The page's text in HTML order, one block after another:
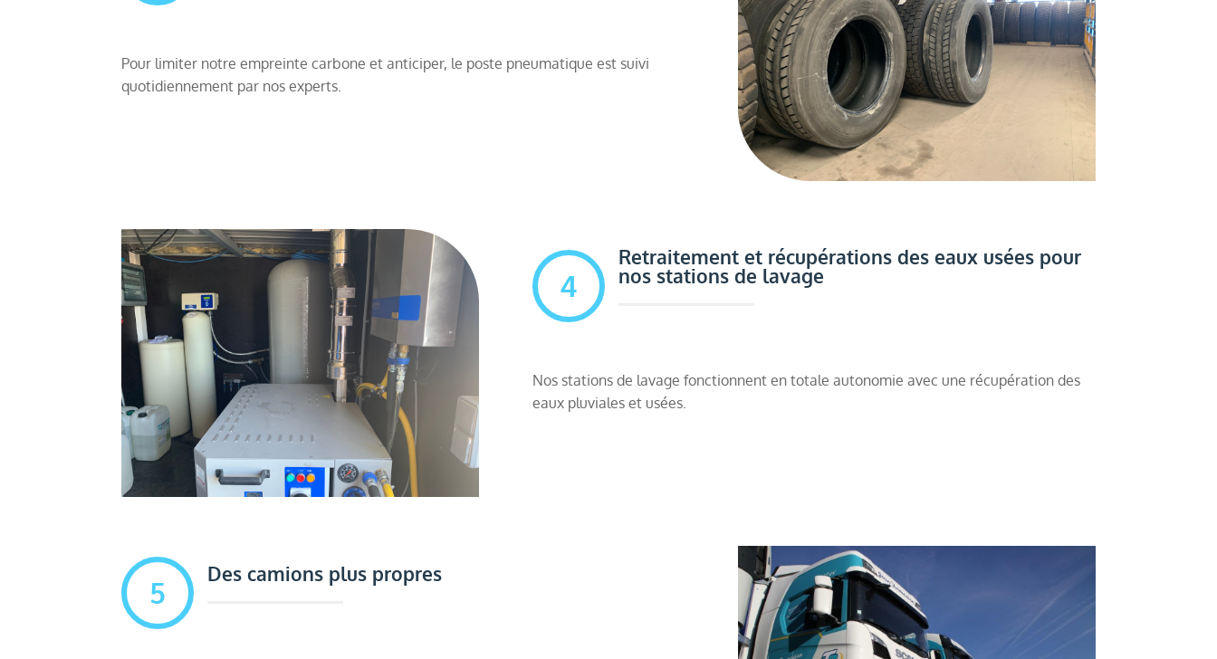
Pour limiter notre empreinte carbone et anticiper, le poste pneumatique est suivi
quotidiennement par nos experts.
4
Retraitement et récupérations des eaux usées pour
nos stations de lavage
Nos stations de lavage fonctionnent en totale autonomie avec une récupération des
eaux pluviales et usées.
5
Des camions plus propres